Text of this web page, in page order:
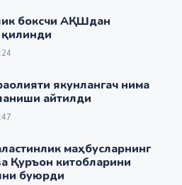
боксчи АҚШдан
якунлангач нима
айтилди
маҳбусларнинг
Қуръон китобларини
буюрди